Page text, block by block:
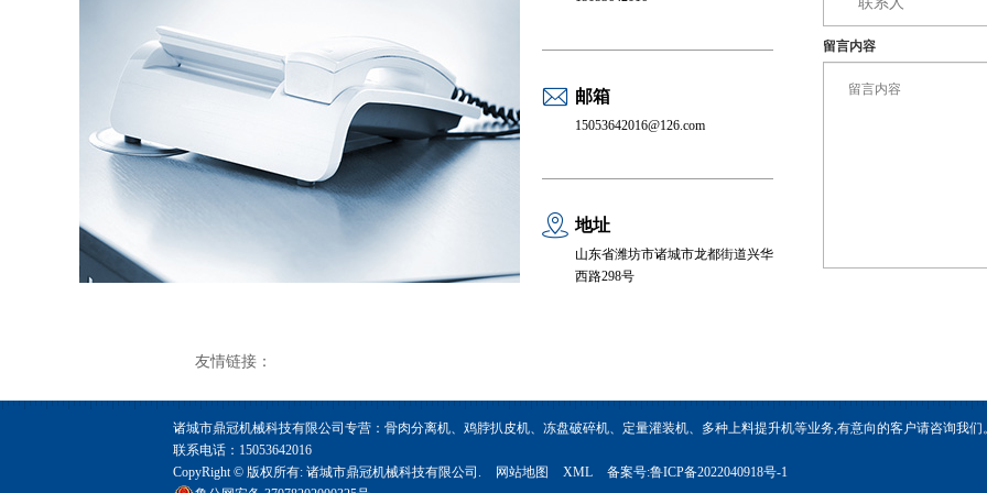
邮箱
15053642016@126.com
地址
山东省潍坊市诸城市龙都街道兴华
西路298号
留言内容
友情链接：
诸城市鼎冠机械科技有限公司专营：骨肉分离机、鸡脖扒皮机、冻盘破碎机、定量灌装机、多种上料提升机等业务,有意向的客户请咨询我们
联系电话：15053642016
CopyRight © 版权所有: 诸城市鼎冠机械科技有限公司. 网站地图 XML 备案号:鲁ICP备2022040918号-1